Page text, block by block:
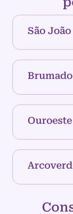
São
Ouroeste